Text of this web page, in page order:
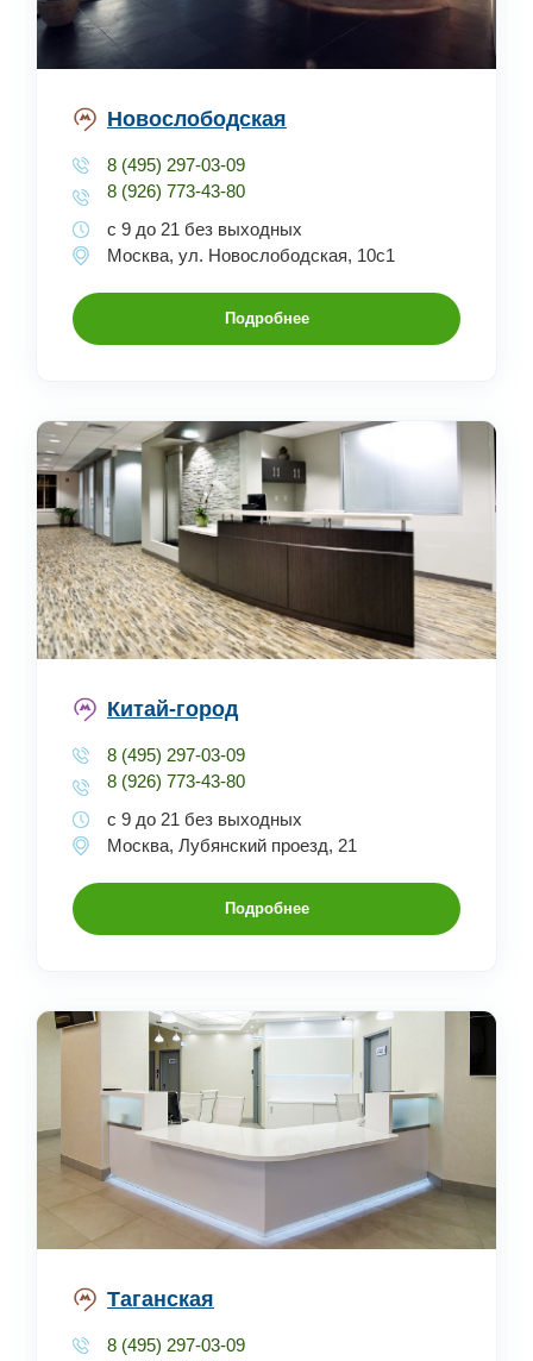
Новослободская
8 (495) 297-03-09
8 (926) 773-43-80
с 9 до 21 без выходных
Москва, ул. Новослободская, 10с1
Подробнее
Китай-город
8 (495) 297-03-09
8 (926) 773-43-80
с 9 до 21 без выходных
Москва, Лубянский проезд, 21
Подробнее
Таганская
8 (495) 297-03-09